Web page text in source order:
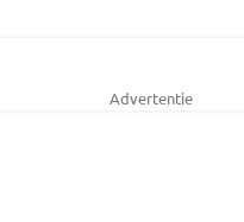
Advertentie